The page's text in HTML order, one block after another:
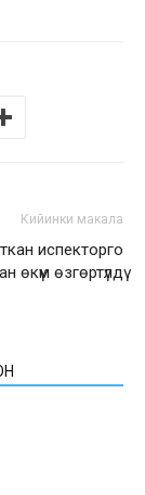
Кийинки макала
испекторго
өкүм өзгөртүлдү